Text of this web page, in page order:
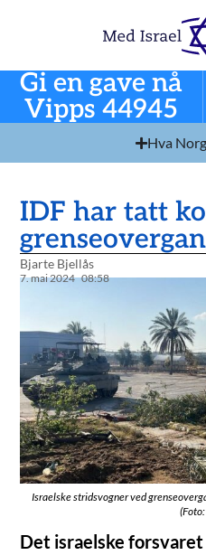
Gi en gave nå
Vipps 44945
Hva
IDF har tatt
Bjarte Bjellås
7. mai 2024 08:58
Israelske stridsvogner ved
Det israelske